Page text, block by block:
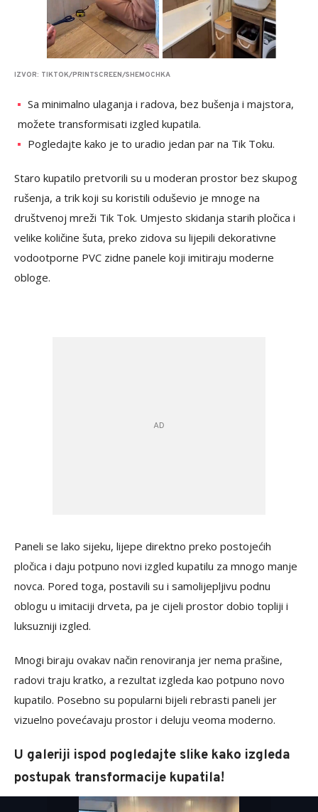
IZVOR: TIKTOK/PRINTSCREEN/SHEMOCHKA
Sa minimalno ulaganja i radova, bez bušenja i majstora,
možete transformisati izgled kupatila.
Pogledajte kako je to uradio jedan par na Tik Toku.
Staro kupatilo pretvorili su u moderan prostor bez skupog
rušenja, a trik koji su koristili oduševio je mnoge na
društvenoj mreži Tik Tok. Umjesto skidanja starih pločica i
velike količine šuta, preko zidova su lijepili dekorativne
vodootporne PVC zidne panele koji imitiraju moderne
obloge.
Paneli se lako sijeku, lijepe direktno preko postojećih
pločica i daju potpuno novi izgled kupatilu za mnogo manje
novca. Pored toga, postavili su i samolijepljivu podnu
oblogu u imitaciji drveta, pa je cijeli prostor dobio topliji i
luksuzniji izgled.
Mnogi biraju ovakav način renoviranja jer nema prašine,
radovi traju kratko, a rezultat izgleda kao potpuno novo
kupatilo. Posebno su popularni bijeli rebrasti paneli jer
vizuelno povećavaju prostor i deluju veoma moderno.
U galeriji ispod pogledajte slike kako izgleda
postupak transformacije kupatila!